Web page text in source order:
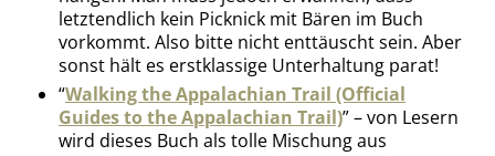
letztendlich kein Picknick mit Bären im Buch
vorkommt. Also bitte nicht enttäuscht sein. Aber
sonst hält es erstklassige Unterhaltung parat!
“Walking the Appalachian Trail (Official
Guides to the Appalachian Trail)” – von Lesern
wird dieses Buch als tolle Mischung aus